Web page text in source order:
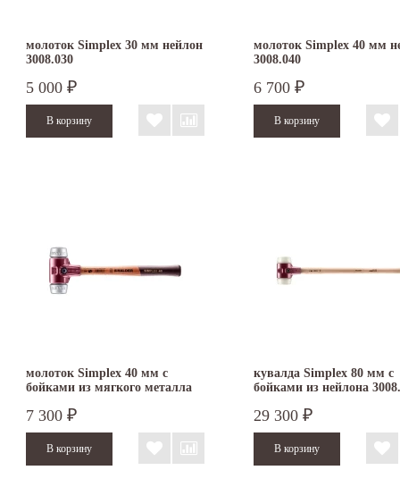
молоток Simplex 30 мм нейлон
3008.030
5 000 ₽
молоток Simplex 40 мм
3008.040
6 700 ₽
молоток Simplex 40 мм с
бойками из мягкого металла
7 300 ₽
кувалда Simplex 80 мм с
бойками из нейлона
29 300 ₽